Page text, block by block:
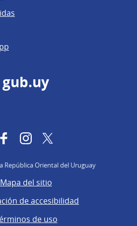
gub.uy
FacebookInstagram
República Oriental del Uruguay
Mapa del sitio
de accesibilidad
de uso